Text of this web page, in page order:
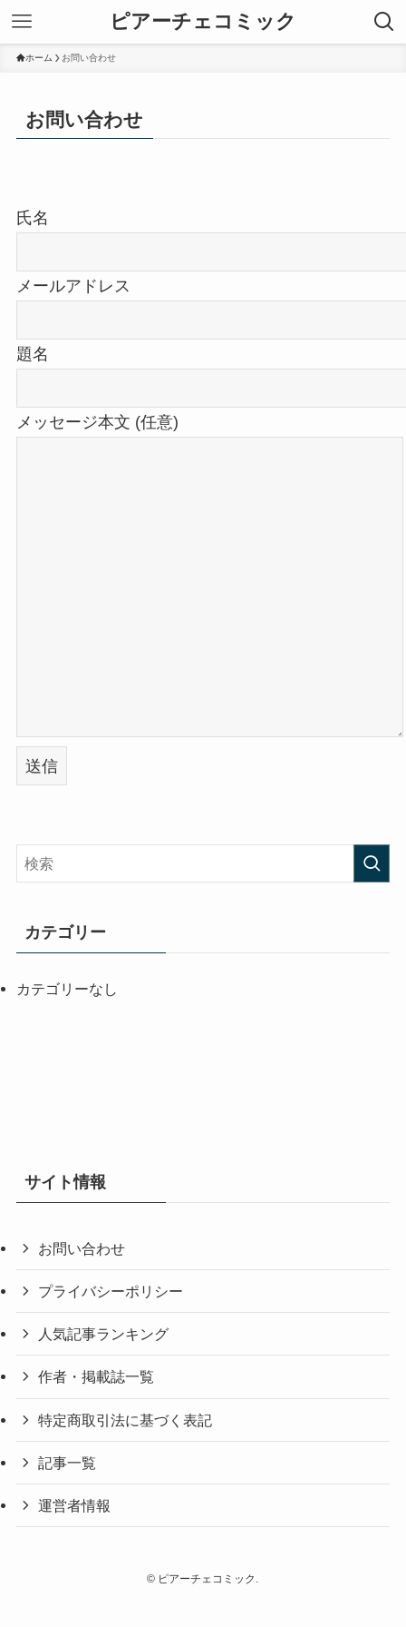
ピアーチェコミック
ホーム お問い合わせ
お問い合わせ
氏名
メールアドレス
題名
メッセージ本文 (任意)
カテゴリー
カテゴリーなし
サイト情報
お問い合わせ
プライバシーポリシー
人気記事ランキング
作者・掲載誌一覧
特定商取引法に基づく表記
記事一覧
運営者情報
© ピアーチェコミック.